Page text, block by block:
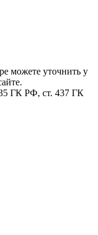
можете уточнить у
ГК РФ, cт. 437 ГК